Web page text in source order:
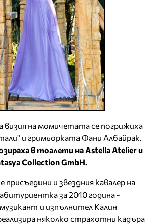
визия на момичетата се погрижиха
и гримьорката Фани Албайрак.
в тоалети на Astella Atelier и
Collection GmbH.
и звездния кавалер на
за 2010 година -
и изпълнител Калин
няколко страхотни кадъра